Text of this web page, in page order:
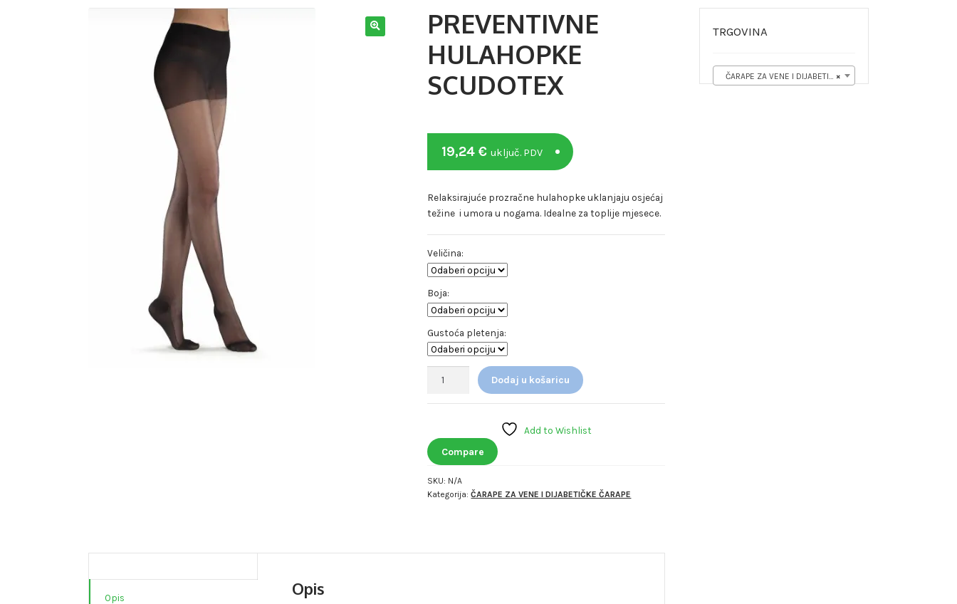
PREVENTIVNE
HULAHOPKE
SCUDOTEX
19,24 € uključ. PDV
Relaksirajuće prozračne hulahopke uklanjaju osjećaj
težine i umora u nogama. Idealne za toplije mjesece.
Veličina:
Boja:
Gustoća pletenja:
PREVENTIVNE
HULAHOPKE
SCUDOTEX
Dodaj u košaricu
Add to Wishlist
Compare
SKU: N/A
Kategorija:ČARAPE ZA VENE I DIJABETIČKE ČARAPE
Opis Opis
TRGOVINA
×
ČARAPE ZA VENE I DIJABETIČKE ČARAPE (8)